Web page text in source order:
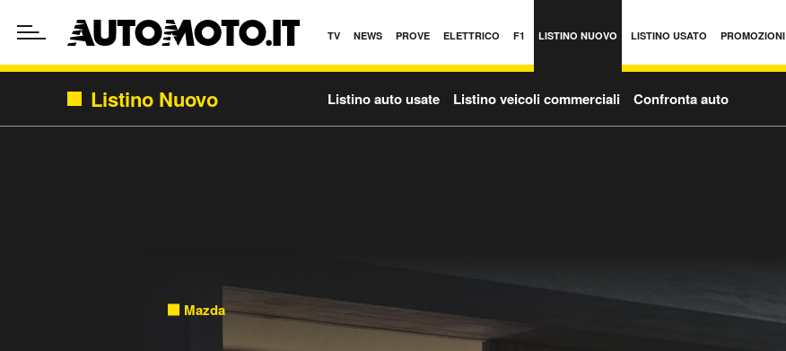
TV NEWS PROVE ELETTRICO F1 LISTINO NUOVO LISTINO USATO PROMOZIONI
Listino Nuovo Listino auto usate Listino veicoli commerciali Confronta auto
Mazda